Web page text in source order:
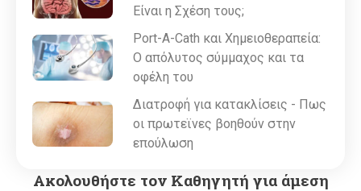
Είναι η Σχέση τους;
Port-A-Cath και Χημειοθεραπεία:
Ο απόλυτος σύμμαχος και τα
οφέλη του
Διατροφή για κατακλίσεις - Πως
οι πρωτεϊνες βοηθούν στην
επούλωση
Ακολουθήστε τον Καθηγητή για άμεση